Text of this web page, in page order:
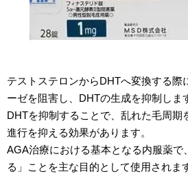
テストステロンからDHTへ変換する
ーゼを阻害し、DHTの生成を抑制しま
DHTを抑制することで、乱れた毛周期
進行を抑える効果があります。
AGA治療における基本となる内服薬で
る」ことを主な目的として使用されま